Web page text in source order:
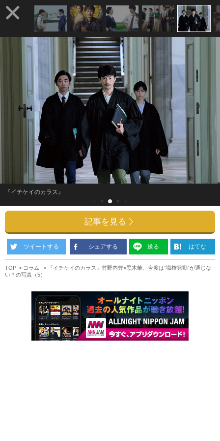
『イチケイのカラス』
記事を見る
ツイートする シェアする 送る はてな
TOP コラム
『イチケイのカラス』竹野内豊×黒木華、今度は“職権発動”が通じな
い？の写真（5）